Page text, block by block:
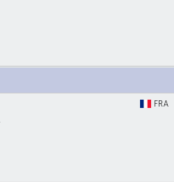
FRA